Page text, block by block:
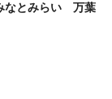
なとみらい 万葉